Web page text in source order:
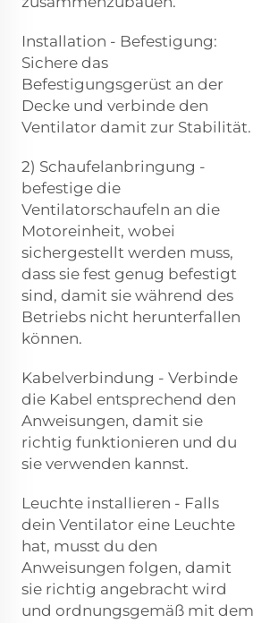
Installation - Befestigung:
Sichere das
Befestigungsgerüst an der
Decke und verbinde den
Ventilator damit zur Stabilität.
2) Schaufelanbringung -
befestige die
Ventilatorschaufeln an die
Motoreinheit, wobei
sichergestellt werden muss,
dass sie fest genug befestigt
sind, damit sie während des
Betriebs nicht herunterfallen
können.
Kabelverbindung - Verbinde
die Kabel entsprechend den
Anweisungen, damit sie
richtig funktionieren und du
sie verwenden kannst.
Leuchte installieren - Falls
dein Ventilator eine Leuchte
hat, musst du den
Anweisungen folgen, damit
sie richtig angebracht wird
und ordnungsgemäß mit dem